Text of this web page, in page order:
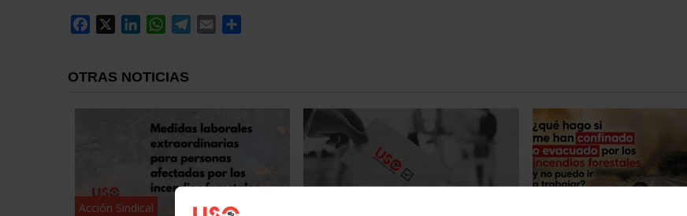
Facebook
LinkedInWhatsApp
Telegram
Email
OTRAS NOTICIAS
Acción Sindical